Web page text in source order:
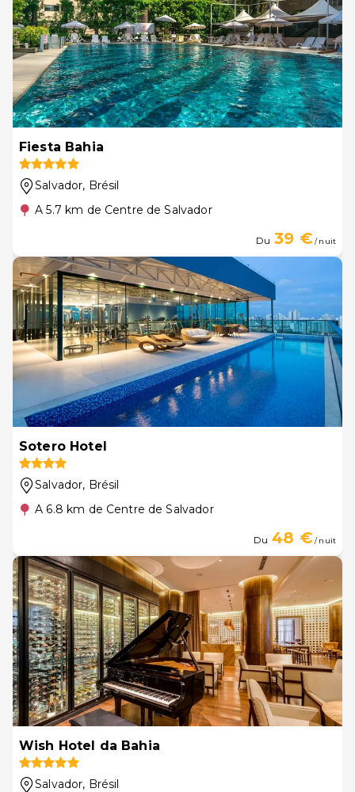
Fiesta Bahia
Salvador, Brésil
A 5.7 km de Centre de Salvador
Du 39 €/ nuit
Sotero Hotel
Salvador, Brésil
A 6.8 km de Centre de Salvador
Du 48 €/ nuit
Wish Hotel da Bahia
Salvador, Brésil